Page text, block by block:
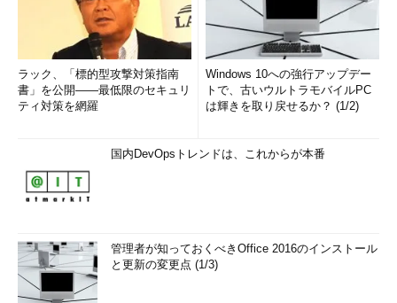
ラック、「標的型攻撃対策指南
書」を公開――最低限のセキュリ
ティ対策を網羅
Windows 10への強行アップデー
トで、古いウルトラモバイルPC
は輝きを取り戻せるか？ (1/2)
国内DevOpsトレンドは、これからが本番
管理者が知っておくべきOffice 2016のインストール
と更新の変更点 (1/3)